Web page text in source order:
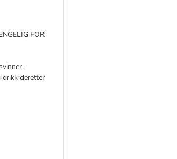
FOR
drikk deretter